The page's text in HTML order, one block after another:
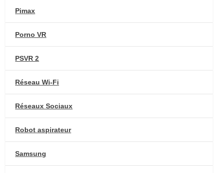
Pimax
Porno VR
PSVR 2
Réseau Wi-Fi
Réseaux Sociaux
Robot aspirateur
Samsung